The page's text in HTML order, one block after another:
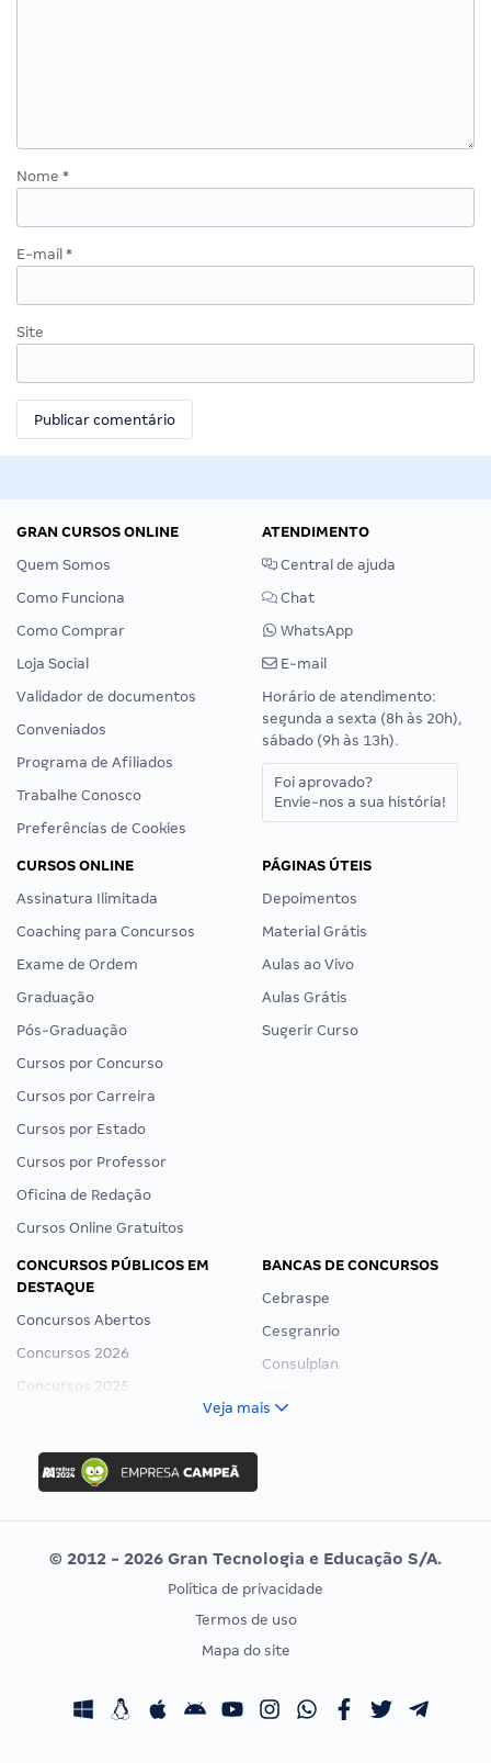
Nome *
E-mail *
Site
GRAN CURSOS ONLINE
Quem Somos
Como Funciona
Como Comprar
Loja Social
Validador de documentos
Conveniados
Programa de Afiliados
Trabalhe Conosco
Preferências de Cookies
ATENDIMENTO
Central de ajuda
Chat
WhatsApp
E-mail
Horário de atendimento:
segunda a sexta (8h às 20h),
sábado (9h às 13h).
Foi aprovado?
Envie-nos a sua história!
CURSOS ONLINE
Assinatura Ilimitada
Coaching para Concursos
Exame de Ordem
Graduação
Pós-Graduação
Cursos por Concurso
Cursos por Carreira
Cursos por Estado
Cursos por Professor
Oficina de Redação
Cursos Online Gratuitos
PÁGINAS ÚTEIS
Depoimentos
Material Grátis
Aulas ao Vivo
Aulas Grátis
Sugerir Curso
CONCURSOS PÚBLICOS EM
DESTAQUE
Concursos Abertos
Concursos 2026
Concursos 2025
Concurso Ibama
Concurso MPU
Editais publicados
BANCAS DE CONCURSOS
Cebraspe
Cesgranrio
Consulplan
Vunesp
CONCURSOS POR PROFISSÃO
Concursos Fiscais
EXAME DE ORDEM
Calendário OAB
Veja mais
© 2012 - 2026 Gran Tecnologia e Educação S/A.
Política de privacidade
Termos de uso
Mapa do site